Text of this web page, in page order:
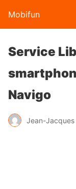
Mobifun
Service
Navigo
Jean-Jacques